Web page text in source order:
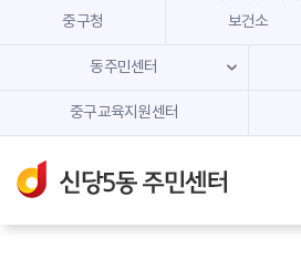
본문 내용 바로가기
주메뉴 바로가기
중구청 보건소
동주민센터
중구교육지원센터